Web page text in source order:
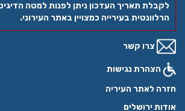
לקבלת תאריך העדכון ניתן לפנות למטה
הרלוונטית בעירייה כמצויין באתר העירוני.
צרו קשר
הצהרת נגישות
חזרה לאתר העיריה
אודות ירושלים